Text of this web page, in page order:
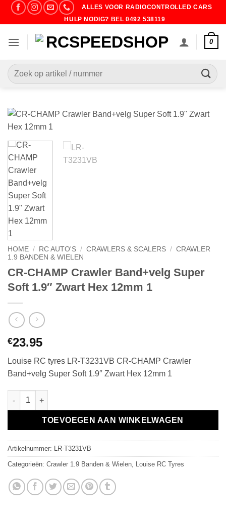
ALLES VOOR RADIOCONTROLLED CARS
HULP NODIG? BEL 0492 538119
0
Zoeken
naar:
HOME / RC AUTO'S / CRAWLERS & SCALERS / CRAWLER
1.9 BANDEN & WIELEN
CR-CHAMP Crawler Band+velg Super
Soft 1.9″ Zwart Hex 12mm 1
€23.95
Louise RC tyres LR-T3231VB CR-CHAMP Crawler
Band+velg Super Soft 1.9″ Zwart Hex 12mm 1
CR-CHAMP Crawler Band+velg Super Soft 1.9" Zwart Hex
TOEVOEGEN AAN WINKELWAGEN
Artikelnummer: LR-T3231VB
Categorieën: Crawler 1.9 Banden & Wielen, Louise RC Tyres